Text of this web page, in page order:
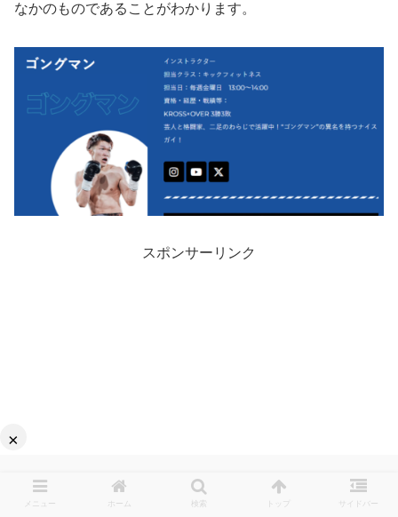
なかのものであることがわかります。
スポンサーリンク
メニュー ホーム 検索 トップ サイドバー
×